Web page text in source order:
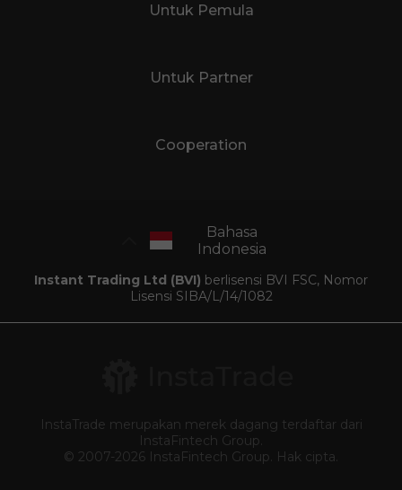
Untuk Pemula
Untuk Partner
Cooperation
Bahasa
Indonesia
Instant Trading Ltd (BVI) berlisensi BVI FSC, Nomor
Lisensi SIBA/L/14/1082
InstaTrade merupakan merek dagang terdaftar dari
InstaFintech Group.
© 2007-2026 InstaFintech Group. Hak cipta.